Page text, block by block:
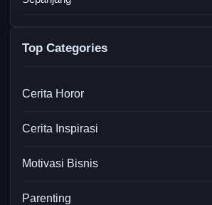
Top Categories
Cerita Horor
Cerita Inspirasi
Motivasi Bisnis
Parenting